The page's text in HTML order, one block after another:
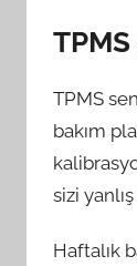
TPMS
bakım
sizi
Haftalık